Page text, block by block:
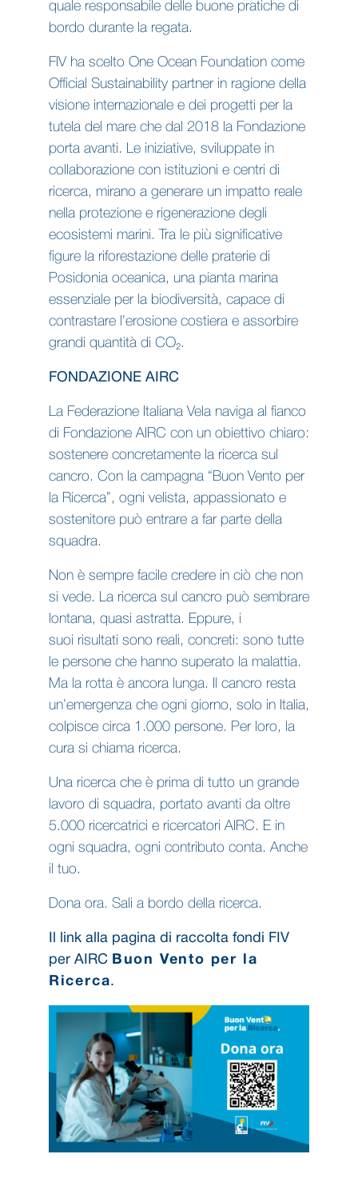
quale responsabile delle buone pratiche di
bordo durante la regata.
FIV ha scelto One Ocean Foundation come
Official Sustainability partner in ragione della
visione internazionale e dei progetti per la
tutela del mare che dal 2018 la Fondazione
porta avanti. Le iniziative, sviluppate in
collaborazione con istituzioni e centri di
ricerca, mirano a generare un impatto reale
nella protezione e rigenerazione degli
ecosistemi marini. Tra le più significative
figure la riforestazione delle praterie di
Posidonia oceanica, una pianta marina
essenziale per la biodiversità, capace di
contrastare l’erosione costiera e assorbire
grandi quantità di CO₂.
FONDAZIONE AIRC
La Federazione Italiana Vela naviga al fianco
di Fondazione AIRC con un obiettivo chiaro:
sostenere concretamente la ricerca sul
cancro. Con la campagna “Buon Vento per
la Ricerca”, ogni velista, appassionato e
sostenitore può entrare a far parte della
squadra.
Non è sempre facile credere in ciò che non
si vede. La ricerca sul cancro può sembrare
lontana, quasi astratta. Eppure, i
suoi risultati sono reali, concreti: sono tutte
le persone che hanno superato la malattia.
Ma la rotta è ancora lunga. Il cancro resta
un’emergenza che ogni giorno, solo in Italia,
colpisce circa 1.000 persone. Per loro, la
cura si chiama ricerca.
Una ricerca che è prima di tutto un grande
lavoro di squadra, portato avanti da oltre
5.000 ricercatrici e ricercatori AIRC. E in
ogni squadra, ogni contributo conta. Anche
il tuo.
Dona ora. Sali a bordo della ricerca.
Il link alla pagina di raccolta fondi FIV
per AIRC Buon Vento per la
Ricerca.